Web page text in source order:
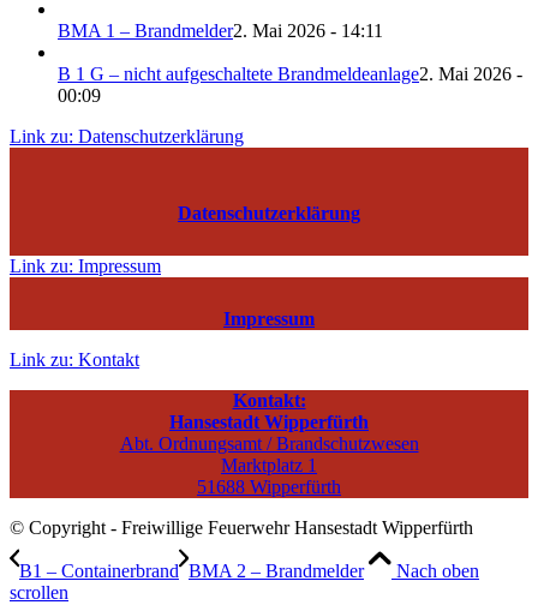
BMA 1 – Brandmelder2. Mai 2026 - 14:11
B 1 G – nicht aufgeschaltete Brandmeldeanlage2. Mai 2026 -
00:09
Link zu: Datenschutzerklärung
Datenschutzerklärung
Link zu: Impressum
Impressum
Link zu: Kontakt
Kontakt:
Hansestadt Wipperfürth
Abt. Ordnungsamt / Brandschutzwesen
Marktplatz 1
51688 Wipperfürth
© Copyright - Freiwillige Feuerwehr Hansestadt Wipperfürth
B1 – Containerbrand BMA 2 – Brandmelder
Nach oben
scrollen